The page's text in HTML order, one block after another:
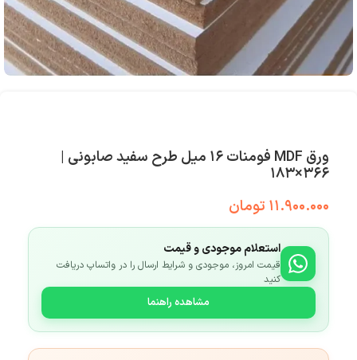
ورق MDF فومنات ۱۶ میل طرح سفید صابونی |
۳۶۶×۱۸۳
۱۱.۹۰۰.۰۰۰ تومان
استعلام موجودی و قیمت
قیمت امروز، موجودی و شرایط ارسال را در واتساپ دریافت
کنید
مشاهده راهنما